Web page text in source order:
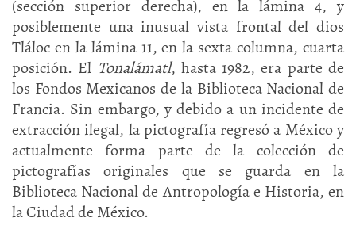
(sección superior derecha), en la lámina 4, y
posiblemente una inusual vista frontal del dios
Tláloc en la lámina 11, en la sexta columna, cuarta
posición. El Tonalámatl, hasta 1982, era parte de
los Fondos Mexicanos de la Biblioteca Nacional de
Francia. Sin embargo, y debido a un incidente de
extracción ilegal, la pictografía regresó a México y
actualmente forma parte de la colección de
pictografías originales que se guarda en la
Biblioteca Nacional de Antropología e Historia, en
la Ciudad de México.